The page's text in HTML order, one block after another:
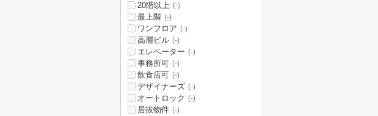
20階以上 (-)
最上階 (-)
ワンフロア (-)
高層ビル (-)
エレベーター (-)
事務所可 (-)
飲食店可 (-)
デザイナーズ (-)
オートロック (-)
居抜物件 (-)